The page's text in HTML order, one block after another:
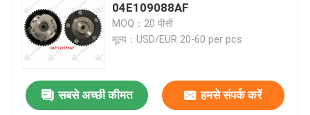
04E109088AF
MOQ：20 पीसी
मूल्य：USD/EUR 20-60 per pcs
सबसे अच्छी कीमत हमसे संपर्क करें